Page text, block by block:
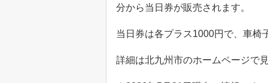
分から当日券が販売されます。
当日券は各プラス1000円で、車椅
詳細は北九州市のホームページで